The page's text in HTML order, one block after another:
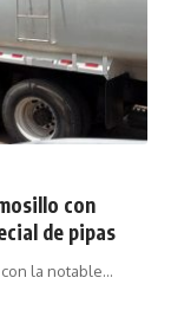
con
de pipas
la notable…